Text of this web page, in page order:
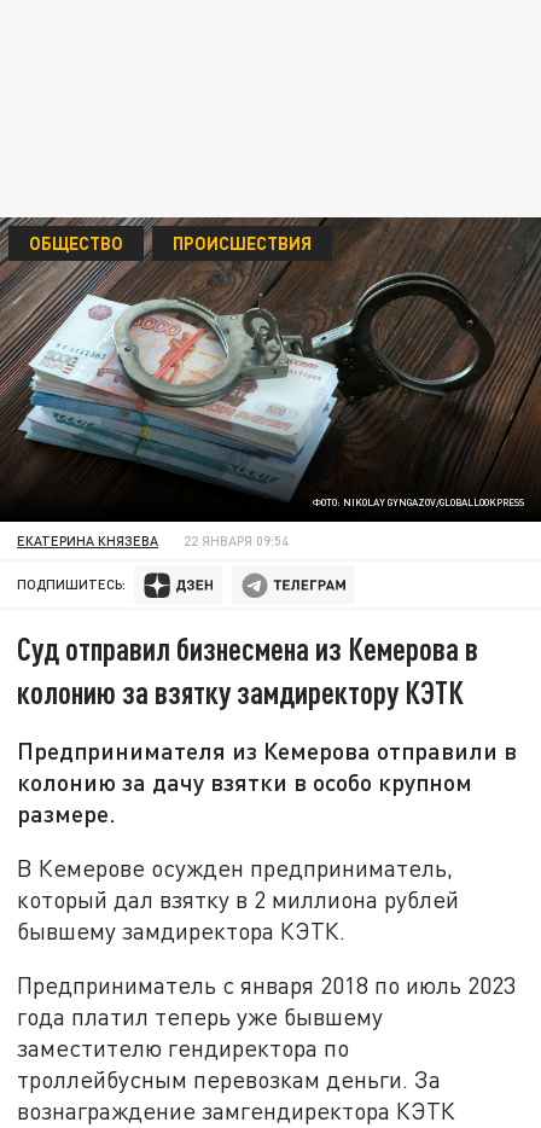
ФОТО: NIKOLAY GYNGAZOV/GLOBALLOOKPRESS
ОБЩЕСТВО ПРОИСШЕСТВИЯ
ЕКАТЕРИНА КНЯЗЕВА 22 ЯНВАРЯ 09:54
ПОДПИШИТЕСЬ:
Суд отправил бизнесмена из Кемерова в
колонию за взятку замдиректору КЭТК
Предпринимателя из Кемерова отправили в
колонию за дачу взятки в особо крупном
размере.
В Кемерове осужден предприниматель,
который дал взятку в 2 миллиона рублей
бывшему замдиректора КЭТК.
Предприниматель с января 2018 по июль 2023
года платил теперь уже бывшему
заместителю гендиректора по
троллейбусным перевозкам деньги. За
вознаграждение замгендиректора КЭТК